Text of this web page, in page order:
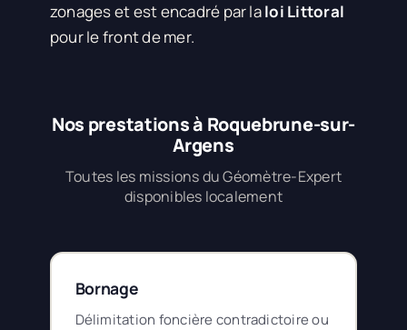
zonages et est encadré par laloi Littoral
pour le front de mer.
Nos prestations à Roquebrune-sur-
Argens
Toutes les missions du Géomètre-Expert
disponibles localement
Bornage
Délimitation foncière contradictoire ou